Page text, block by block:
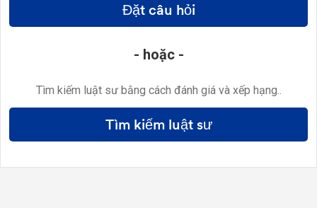
Đặt câu hỏi
- hoặc -
Tìm kiếm luật sư bằng cách đánh giá và xếp hạng..
Tìm kiếm luật sư